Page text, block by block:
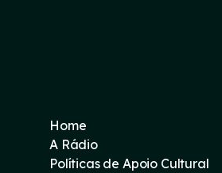
Home
A Rádio
Políticas de Apoio Cultural